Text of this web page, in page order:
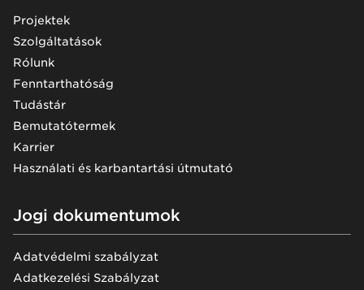
Projektek
Szolgáltatások
Rólunk
Fenntarthatóság
Tudástár
Bemutatótermek
Karrier
Használati és karbantartási útmutató
Jogi dokumentumok
Adatvédelmi szabályzat
Adatkezelési Szabályzat